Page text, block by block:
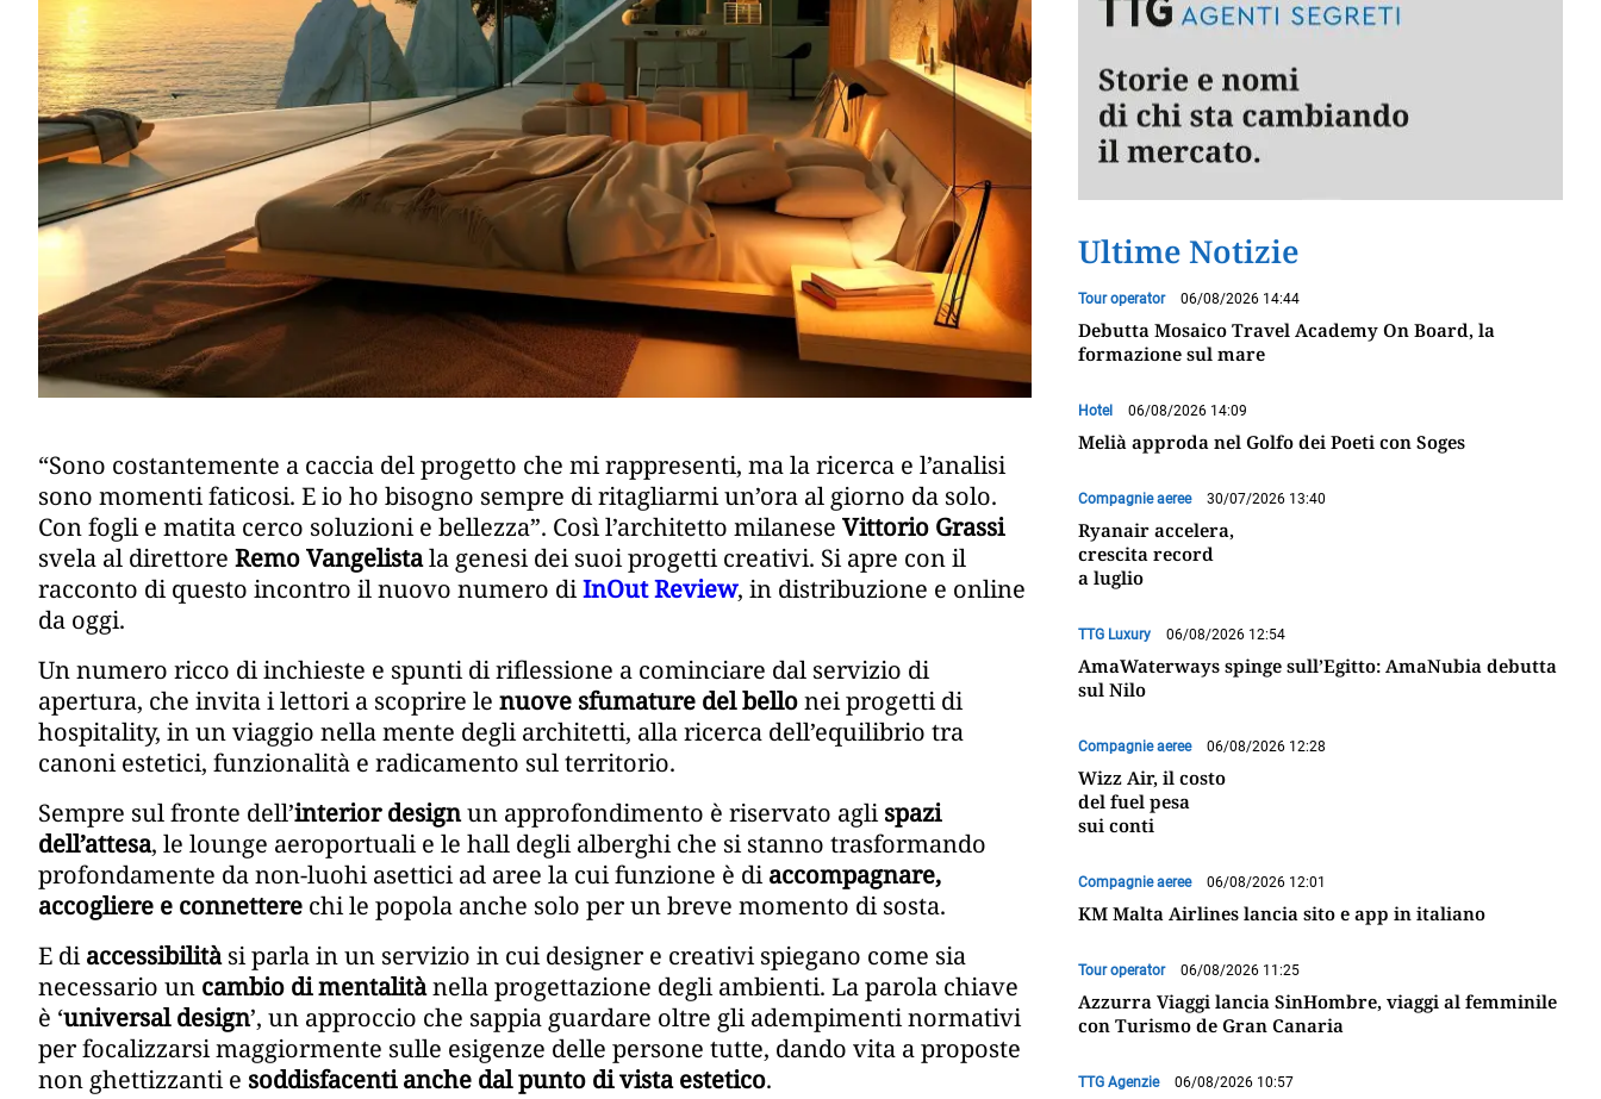
“Sono costantemente a caccia del progetto che mi rappresenti, ma la ricerca e l’analisi
sono momenti faticosi. E io ho bisogno sempre di ritagliarmi un’ora al giorno da solo.
Con fogli e matita cerco soluzioni e bellezza”. Così l’architetto milanese Vittorio Grassi
svela al direttore Remo Vangelistala genesi dei suoi progetti creativi. Si apre con il
racconto di questo incontro il nuovo numero diInOut Review, in distribuzione e online
da oggi.
Un numero ricco di inchieste e spunti di riflessione a cominciare dal servizio di
apertura, che invita i lettori a scoprire le nuove sfumature del bellonei progetti di
hospitality, in un viaggio nella mente degli architetti, alla ricerca dell’equilibrio tra
canoni estetici, funzionalità e radicamento sul territorio.
Sempre sul fronte dell’interior designun approfondimento è riservato aglispazi
dell’attesa, le lounge aeroportuali e le hall degli alberghi che si stanno trasformando
profondamente da non-luohi asettici ad aree la cui funzione è diaccompagnare,
accogliere e connettere chi le popola anche solo per un breve momento di sosta.
E diaccessibilitàsi parla in un servizio in cui designer e creativi spiegano come sia
necessario un cambio di mentalitànella progettazione degli ambienti. La parola chiave
è ‘universal design’, un approccio che sappia guardare oltre gli adempimenti normativi
per focalizzarsi maggiormente sulle esigenze delle persone tutte, dando vita a proposte
non ghettizzanti e soddisfacenti anche dal punto di vista estetico.
Ultime Notizie
Tour operator 06/08/2026 14:44
Debutta Mosaico Travel Academy On Board, la
formazione sul mare
Hotel 06/08/2026 14:09
Melià approda nel Golfo dei Poeti con Soges
Compagnie aeree 30/07/2026 13:40
Ryanair accelera,
crescita record
a luglio
TTG Luxury 06/08/2026 12:54
AmaWaterways spinge sull’Egitto: AmaNubia debutta
sul Nilo
Compagnie aeree 06/08/2026 12:28
Wizz Air, il costo
del fuel pesa
sui conti
Compagnie aeree 06/08/2026 12:01
KM Malta Airlines lancia sito e app in italiano
Tour operator 06/08/2026 11:25
Azzurra Viaggi lancia SinHombre, viaggi al femminile
con Turismo de Gran Canaria
TTG Agenzie 06/08/2026 10:57